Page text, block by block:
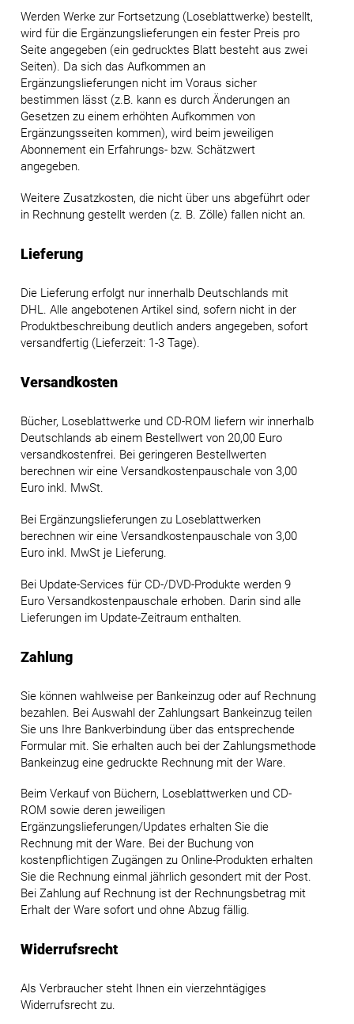
Werden Werke zur Fortsetzung (Loseblattwerke) bestellt,
wird für die Ergänzungslieferungen ein fester Preis pro
Seite angegeben (ein gedrucktes Blatt besteht aus zwei
Seiten). Da sich das Aufkommen an
Ergänzungslieferungen nicht im Voraus sicher
bestimmen lässt (z.B. kann es durch Änderungen an
Gesetzen zu einem erhöhten Aufkommen von
Ergänzungsseiten kommen), wird beim jeweiligen
Abonnement ein Erfahrungs- bzw. Schätzwert
angegeben.
Weitere Zusatzkosten, die nicht über uns abgeführt oder
in Rechnung gestellt werden (z. B. Zölle) fallen nicht an.
Lieferung
Die Lieferung erfolgt nur innerhalb Deutschlands mit
DHL. Alle angebotenen Artikel sind, sofern nicht in der
Produktbeschreibung deutlich anders angegeben, sofort
versandfertig (Lieferzeit: 1-3 Tage).
Versandkosten
Bücher, Loseblattwerke und CD-ROM liefern wir innerhalb
Deutschlands ab einem Bestellwert von 20,00 Euro
versandkostenfrei. Bei geringeren Bestellwerten
berechnen wir eine Versandkostenpauschale von 3,00
Euro inkl. MwSt.
Bei Ergänzungslieferungen zu Loseblattwerken
berechnen wir eine Versandkostenpauschale von 3,00
Euro inkl. MwSt je Lieferung.
Bei Update-Services für CD-/DVD-Produkte werden 9
Euro Versandkostenpauschale erhoben. Darin sind alle
Lieferungen im Update-Zeitraum enthalten.
Zahlung
Sie können wahlweise per Bankeinzug oder auf Rechnung
bezahlen. Bei Auswahl der Zahlungsart Bankeinzug teilen
Sie uns Ihre Bankverbindung über das entsprechende
Formular mit. Sie erhalten auch bei der Zahlungsmethode
Bankeinzug eine gedruckte Rechnung mit der Ware.
Beim Verkauf von Büchern, Loseblattwerken und CD-
ROM sowie deren jeweiligen
Ergänzungslieferungen/Updates erhalten Sie die
Rechnung mit der Ware. Bei der Buchung von
kostenpflichtigen Zugängen zu Online-Produkten erhalten
Sie die Rechnung einmal jährlich gesondert mit der Post.
Bei Zahlung auf Rechnung ist der Rechnungsbetrag mit
Erhalt der Ware sofort und ohne Abzug fällig.
Widerrufsrecht
Als Verbraucher steht Ihnen ein vierzehntägiges
Widerrufsrecht zu.